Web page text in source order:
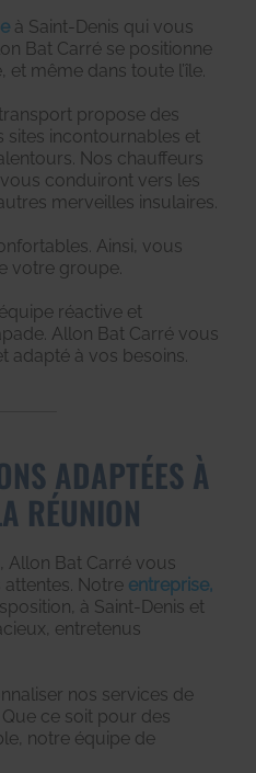
à Saint-Denis qui vous
Bat Carré se positionne
même dans toute l’île.
propose des
incontournables et
Nos chauffeurs
conduiront vers les
merveilles insulaires.
Ainsi, vous
votre groupe.
réactive et
Allon Bat Carré vous
à vos besoins.
ADAPTÉES À
RÉUNION
Allon Bat Carré vous
Notre entreprise,
à Saint-Denis et
entretenus
nos services de
ce soit pour des
notre équipe de